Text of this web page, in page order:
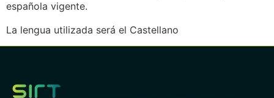
española vigente.
La lengua utilizada será el Castellano